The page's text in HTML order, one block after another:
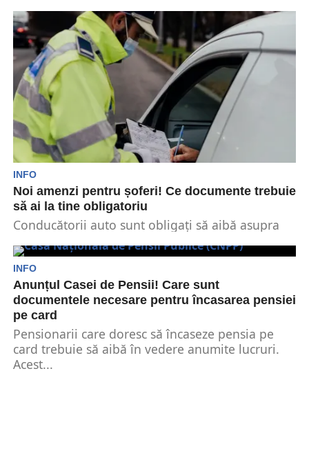
INFO
Noi amenzi pentru șoferi! Ce documente trebuie
să ai la tine obligatoriu
Conducătorii auto sunt obligați să aibă asupra
să...
INFO
Anunțul Casei de Pensii! Care sunt
documentele necesare pentru încasarea pensiei
pe card
Pensionarii care doresc să încaseze pensia pe
card trebuie să aibă în vedere anumite lucruri.
Acest...